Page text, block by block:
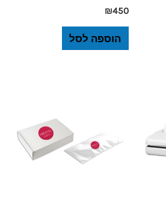
₪450
הוספה לסל